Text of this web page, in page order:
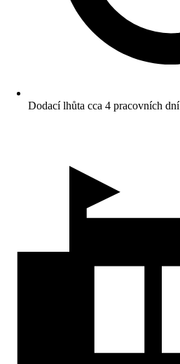
Dodací lhůta cca 4 pracovních dní